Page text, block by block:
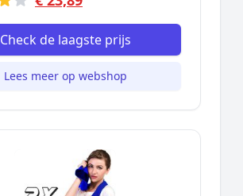
Check de laagste prijs
Lees meer op webshop